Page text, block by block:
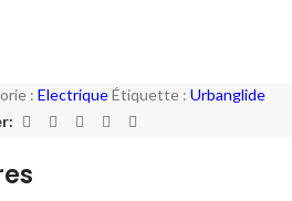
: Electrique Étiquette : Urbanglide